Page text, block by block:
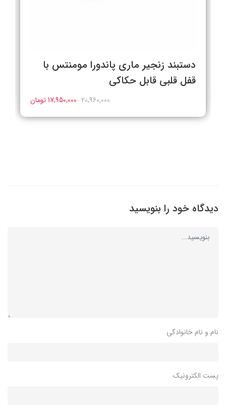
دستبند زنجیر ماری پاندورا مومنتس با
قفل قلبی قابل حکاکی
20,960,000 17,950,000 تومان
دیدگاه خود را بنویسید
نام و نام خانوادگی
پست الکترونیک